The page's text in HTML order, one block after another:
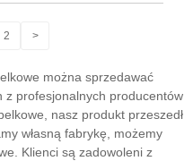
2 >
można sprzedawać
z profesjonalnych producentów
nasz produkt przeszedł
własną fabrykę, możemy
Klienci są zadowoleni z